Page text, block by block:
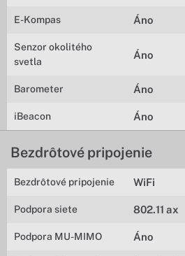
E-Kompas Áno
Senzor okolitého
svetla
Áno
Barometer Áno
iBeacon Áno
Bezdrôtové pripojenie
Bezdrôtové pripojenie WiFi
Podpora siete 802.11 ax
Podpora MU-MIMO Áno